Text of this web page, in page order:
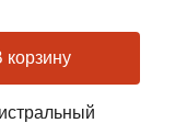
корзину